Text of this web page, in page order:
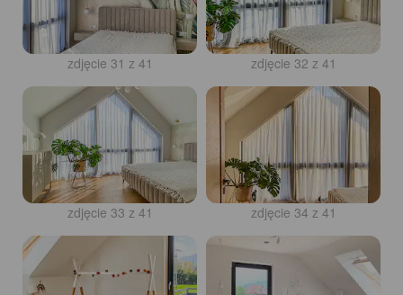
zdjęcie 31 z 41 zdjęcie 32 z 41
zdjęcie 33 z 41 zdjęcie 34 z 41